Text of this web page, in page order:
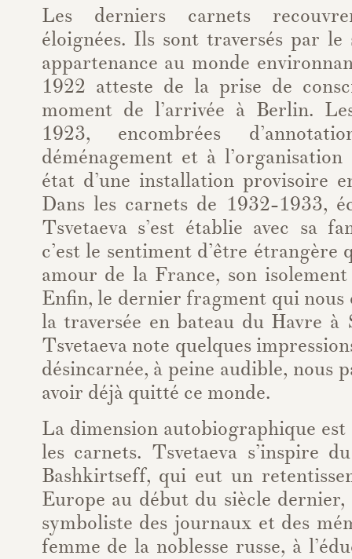
Les derniers carnets
éloignées. Ils sont traversés par
appartenance au monde
1922 atteste de la prise de
moment de l’arrivée à Berlin.
1923, encombrées
déménagement et à
état d’une installation provisoire
Dans les carnets de 1932-1933,
Tsvetaeva s’est établie avec sa
c’est le sentiment d’être
amour de la France, son
Enfin, le dernier fragment qui nous
la traversée en bateau du Havre à
Tsvetaeva note quelques
désincarnée, à peine audible, nous
avoir déjà quitté ce monde.
La dimension autobiographique est
les carnets. Tsvetaeva s’inspire
Bashkirtseff, qui eut un
Europe au début du siècle
symboliste des journaux et des
femme de la noblesse russe, à